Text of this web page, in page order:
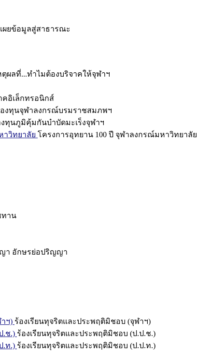
เผยข้อมูลสู่สาธารณะ
ตุผลที่...ทำไมต้องบริจาคให้จุฬาฯ
คอิเล็กทรอนิกส์
งทุนจุฬาลงกรณ์บรมราชสมภพฯ
ทุนภูมิคุ้มกันบำบัดมะเร็งจุฬาฯ
าวิทยาลัย โครงการอุทยาน 100 ปี จุฬาลงกรณ์มหาวิทยาลัย
ทาน
า อักษรย่อปริญญา
ฯ) ร้องเรียนทุจริตและประพฤติมิชอบ (จุฬาฯ)
.ช.) ร้องเรียนทุจริตและประพฤติมิชอบ (ป.ป.ช.)
.ท.) ร้องเรียนทุจริตและประพฤติมิชอบ (ป.ป.ท.)